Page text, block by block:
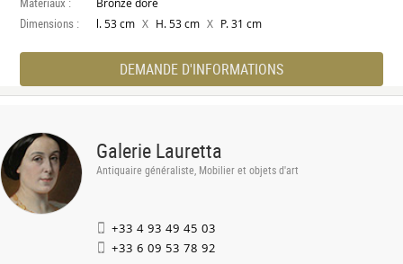
Bronze doré
Dimensions : l. 53 cm X H. 53 cm X P. 31 cm
DEMANDE D'INFORMATIONS
Galerie Lauretta
Antiquaire généraliste, Mobilier et objets d'art
+33 4 93 49 45 03
+33 6 09 53 78 92